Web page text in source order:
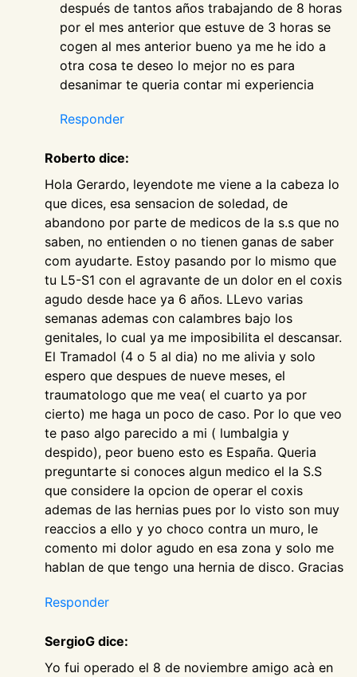
después de tantos años trabajando de 8 horas
por el mes anterior que estuve de 3 horas se
cogen al mes anterior bueno ya me he ido a
otra cosa te deseo lo mejor no es para
desanimar te queria contar mi experiencia
Responder
Roberto dice:
Hola Gerardo, leyendote me viene a la cabeza lo
que dices, esa sensacion de soledad, de
abandono por parte de medicos de la s.s que no
saben, no entienden o no tienen ganas de saber
com ayudarte. Estoy pasando por lo mismo que
tu L5-S1 con el agravante de un dolor en el coxis
agudo desde hace ya 6 años. LLevo varias
semanas ademas con calambres bajo los
genitales, lo cual ya me imposibilita el descansar.
El Tramadol (4 o 5 al dia) no me alivia y solo
espero que despues de nueve meses, el
traumatologo que me vea( el cuarto ya por
cierto) me haga un poco de caso. Por lo que veo
te paso algo parecido a mi ( lumbalgia y
despido), peor bueno esto es España. Queria
preguntarte si conoces algun medico el la S.S
que considere la opcion de operar el coxis
ademas de las hernias pues por lo visto son muy
reaccios a ello y yo choco contra un muro, le
comento mi dolor agudo en esa zona y solo me
hablan de que tengo una hernia de disco. Gracias
Responder
SergioG dice:
Yo fui operado el 8 de noviembre amigo acà en